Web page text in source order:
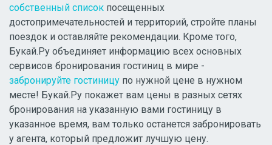
собственный список посещенных
достопримечательностей и территорий, стройте планы
поездок и оставляйте рекомендации. Кроме того,
Букай.Ру объединяет информацию всех основных
сервисов бронирования гостиниц в мире -
забронируйте гостиницу по нужной цене в нужном
месте! Букай.Ру покажет вам цены в разных сетях
бронирования на указанную вами гостиницу в
указанное время, вам только останется забронировать
у агента, который предложит лучшую цену.